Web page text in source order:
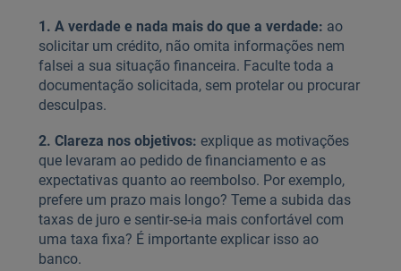
1. A verdade e nada mais do que a verdade: ao
solicitar um crédito, não omita informações nem
falsei a sua situação financeira. Faculte toda a
documentação solicitada, sem protelar ou procurar
desculpas.
2. Clareza nos objetivos: explique as motivações
que levaram ao pedido de financiamento e as
expectativas quanto ao reembolso. Por exemplo,
prefere um prazo mais longo? Teme a subida das
taxas de juro e sentir-se-ia mais confortável com
uma taxa fixa? É importante explicar isso ao
banco.